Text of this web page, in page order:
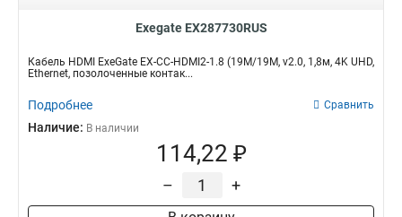
Exegate EX287730RUS
Кабель HDMI ExeGate EX-CC-HDMI2-1.8 (19M/19M, v2.0, 1,8м, 4K UHD,
Ethernet, позолоченные контак...
Подробнее Сравнить
Наличие: В наличии
114,22 ₽
– +